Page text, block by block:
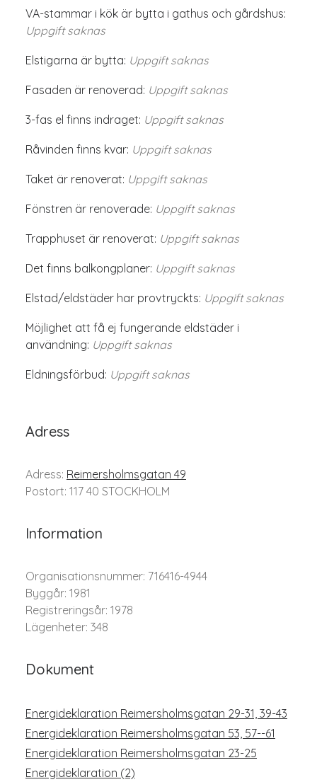
VA-stammar i kök är bytta i gathus och gårdshus:
Uppgift saknas
Elstigarna är bytta: Uppgift saknas
Fasaden är renoverad: Uppgift saknas
3-fas el finns indraget: Uppgift saknas
Råvinden finns kvar: Uppgift saknas
Taket är renoverat: Uppgift saknas
Fönstren är renoverade: Uppgift saknas
Trapphuset är renoverat: Uppgift saknas
Det finns balkongplaner: Uppgift saknas
Elstad/eldstäder har provtryckts: Uppgift saknas
Möjlighet att få ej fungerande eldstäder i
användning: Uppgift saknas
Eldningsförbud: Uppgift saknas
Adress
Adress: Reimersholmsgatan 49
Postort: 117 40 STOCKHOLM
Information
Organisationsnummer: 716416-4944
Byggår: 1981
Registreringsår: 1978
Lägenheter: 348
Dokument
Energideklaration Reimersholmsgatan 29-31, 39-43
Energideklaration Reimersholmsgatan 53, 57--61
Energideklaration Reimersholmsgatan 23-25
Energideklaration (2)